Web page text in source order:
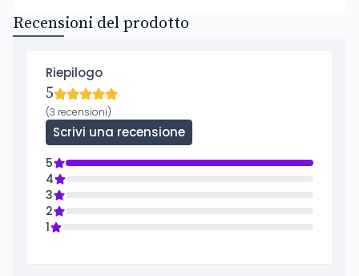
Recensioni del prodotto
Riepilogo
5
(3 recensioni)
Scrivi una recensione
5
4
3
2
1